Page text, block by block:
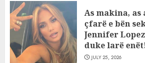
As makina,
çfarë e bën
Jennifer
duke larë
JULY 25, 2026